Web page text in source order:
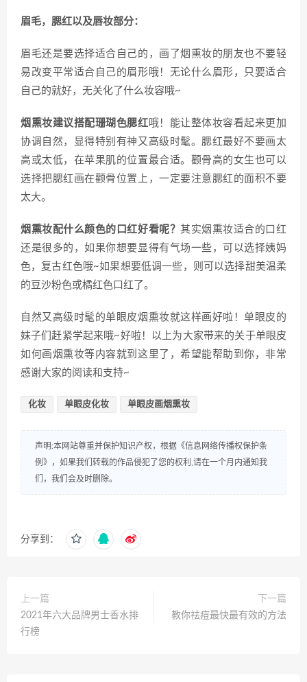
眉毛，腮红以及唇妆部分：
眉毛还是要选择适合自己的，画了烟熏妆的朋友也不要轻
易改变平常适合自己的眉形哦！无论什么眉形，只要适合
自己的就好，无关化了什么妆容哦~
烟熏妆建议搭配珊瑚色腮红哦！能让整体妆容看起来更加
协调自然，显得特别有神又高级时髦。腮红最好不要画太
高或太低，在苹果肌的位置最合适。颧骨高的女生也可以
选择把腮红画在颧骨位置上，一定要注意腮红的面积不要
太大。
烟熏妆配什么颜色的口红好看呢？其实烟熏妆适合的口红
还是很多的，如果你想要显得有气场一些，可以选择姨妈
色，复古红色哦~如果想要低调一些，则可以选择甜美温柔
的豆沙粉色或橘红色口红了。
自然又高级时髦的单眼皮烟熏妆就这样画好啦！单眼皮的
妹子们赶紧学起来哦~好啦！以上为大家带来的关于单眼皮
如何画烟熏妆等内容就到这里了，希望能帮助到你，非常
感谢大家的阅读和支持~
化妆 单眼皮化妆 单眼皮画烟熏妆
声明:本网站尊重并保护知识产权，根据《信息网络传播权保护条
例》，如果我们转载的作品侵犯了您的权利,请在一个月内通知我
们，我们会及时删除。
分享到：
上一篇
2021年六大品牌男士香水排
行榜
下一篇
教你祛痘最快最有效的方法